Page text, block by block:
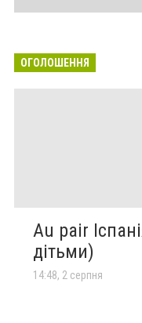
ОГОЛОШЕННЯ
Au pair
дітьми)
14:48, 2 серпня